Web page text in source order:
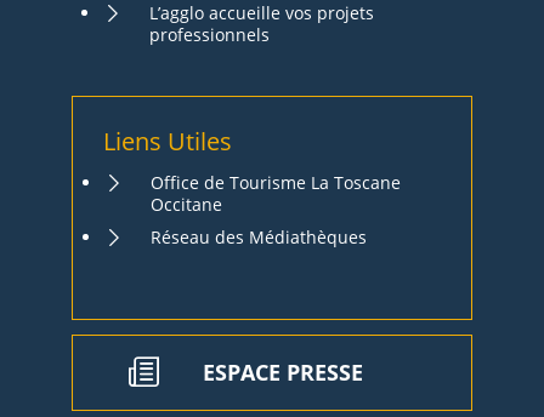
L’agglo accueille vos projets
professionnels
Liens Utiles
Office de Tourisme La Toscane
Occitane
Réseau des Médiathèques
ESPACE PRESSE